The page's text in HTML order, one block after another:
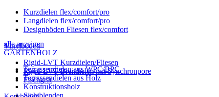
alle anzeigen
GARTENHOLZ
Terrassendielen aus WPC/BPC
Terrassendielen aus Holz
Konstruktionsholz
Sichtblenden
Kurzdielen flex/comfort/pro
Langdielen flex/comfort/pro
Designböden Fliesen flex/comfort
Vinylböden
Rigid-LVT Kurzdielen/Fliesen
Rigid-LVT Breitdielen mit Synchronpore
Fischgrät